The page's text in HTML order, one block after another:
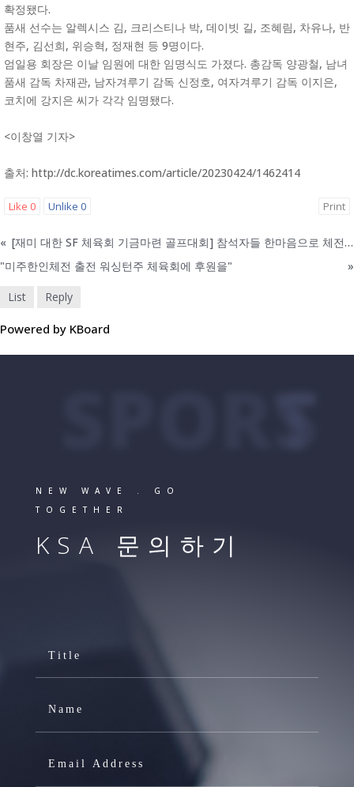
확정됐다.
품새 선수는 알렉시스 김, 크리스티나 박, 데이빗 길, 조혜림, 차유나, 반
현주, 김선희, 위승혁, 정재현 등 9명이다.
엄일용 회장은 이날 임원에 대한 임명식도 가졌다. 총감독 양광철, 남녀
품새 감독 차재관, 남자겨루기 감독 신정호, 여자겨루기 감독 이지은,
코치에 강지은 씨가 각각 임명됐다.
<이창열 기자>
출처: http://dc.koreatimes.com/article/20230424/1462414
Like 0 Unlike 0 Print
«
[재미 대한 SF 체육회 기금마련 골프대회] 참석자들 한마음으로 체전 성공 기원
"미주한인체전 출전 워싱턴주 체육회에 후원을"
»
List Reply
Powered by KBoard
SPORTS
NEW WAVE . GO
TOGETHER
KSA 문의하기